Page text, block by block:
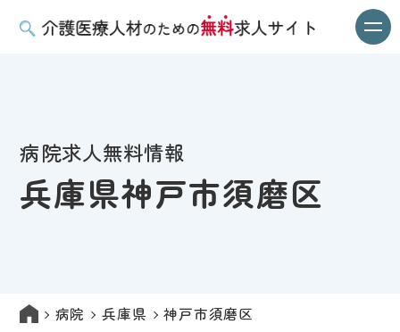
病院求人無料情報
兵庫県神戸市須磨区
病院 兵庫県 神戸市須磨区